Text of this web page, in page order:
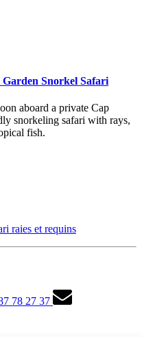
Snorkel Safari
aboard a private Cap
snorkeling safari with rays,
fish.
raies et requins
78 27 37